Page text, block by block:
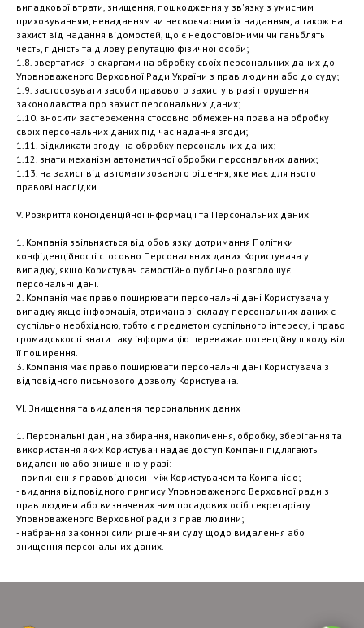
випадкової втрати, знищення, пошкодження у зв'язку з умисним
приховуванням, ненаданням чи несвоєчасним їх наданням, а також на
захист від надання відомостей, що є недостовірними чи ганьблять
честь, гідність та ділову репутацію фізичної особи;
1.8. звертатися із скаргами на обробку своїх персональних даних до
Уповноваженого Верховної Ради України з прав людини або до суду;
1.9. застосовувати засоби правового захисту в разі порушення
законодавства про захист персональних даних;
1.10. вносити застереження стосовно обмеження права на обробку
своїх персональних даних під час надання згоди;
1.11. відкликати згоду на обробку персональних даних;
1.12. знати механізм автоматичної обробки персональних даних;
1.13. на захист від автоматизованого рішення, яке має для нього
правові наслідки.
V. Розкриття конфіденційної інформації та Персональних даних
1. Компанія звільняється від обов'язку дотримання Політики
конфіденційності стосовно Персональних даних Користувача у
випадку, якщо Користувач самостійно публічно розголошує
персональні дані.
2. Компанія має право поширювати персональні дані Користувача у
випадку якщо інформація, отримана зі складу персональних даних є
суспільно необхідною, тобто є предметом суспільного інтересу, і право
громадськості знати таку інформацію переважає потенційну шкоду від
її поширення.
3. Компанія має право поширювати персональні дані Користувача з
відповідного письмового дозволу Користувача.
VI. Знищення та видалення персональних даних
1. Персональні дані, на збирання, накопичення, обробку, зберігання та
використання яких Користувач надає доступ Компанії підлягають
видаленню або знищенню у разі:
- припинення правовідносин між Користувачем та Компанією;
- видання відповідного припису Уповноваженого Верховної ради з
прав людини або визначених ним посадових осіб секретаріату
Уповноваженого Верховної ради з прав людини;
- набрання законної сили рішенням суду щодо видалення або
знищення персональних даних.